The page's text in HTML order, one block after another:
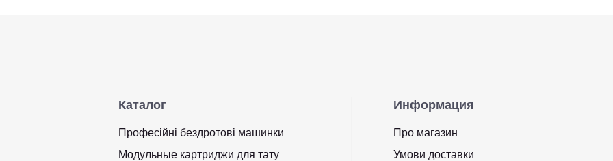
Каталог
Професійні бездротові машинки
Модульные картриджи для тату
Информация
Про магазин
Умови доставки